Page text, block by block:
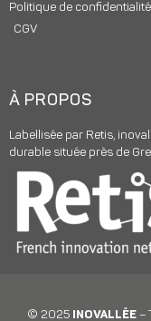
Politique de confidentialité
CGV
À PROPOS
Labellisée par Retis,
durable située près de
© 2025 INOVALLÉE –